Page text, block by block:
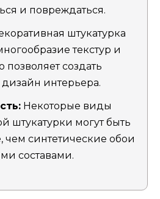
и повреждаться.
штукатурка
текстур и
позволяет создать
интерьера.
Некоторые виды
штукатурки могут быть
чем синтетические обои
составами.